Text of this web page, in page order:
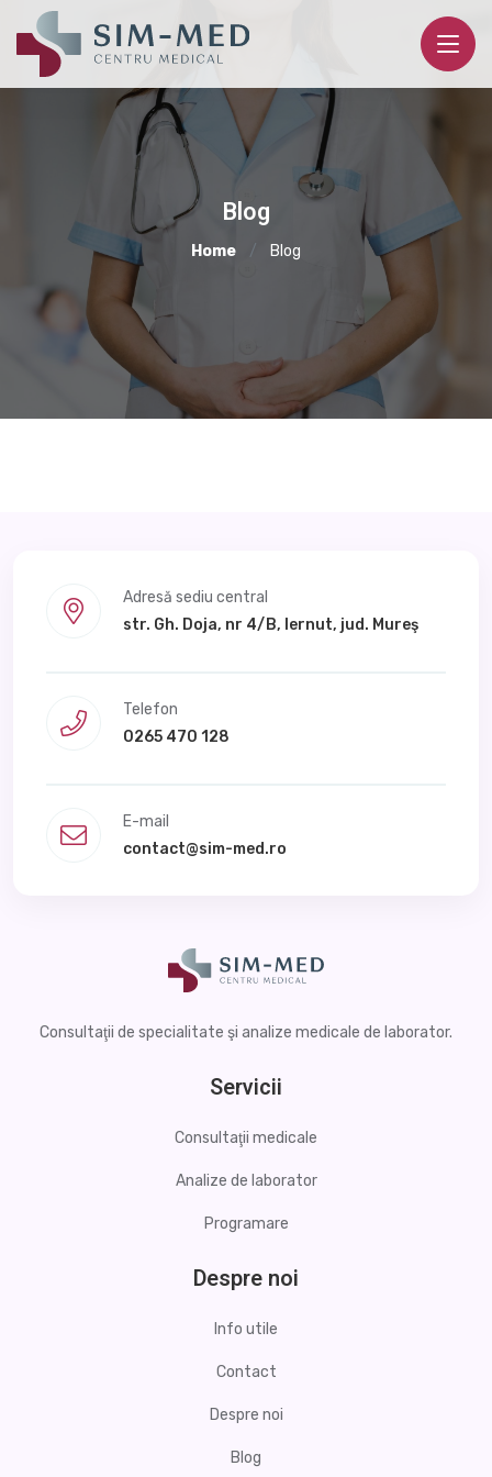
Blog
Home Blog
Adresă sediu central
str. Gh. Doja, nr 4/B, Iernut, jud. Mureş
Telefon
0265 470 128
E-mail
contact@sim-med.ro
Consultaţii de specialitate şi analize medicale de laborator.
Servicii
Consultaţii medicale
Analize de laborator
Programare
Despre noi
Info utile
Contact
Despre noi
Blog